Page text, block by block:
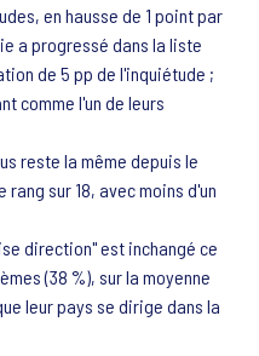
en hausse de 1 point par
a progressé dans la liste
de 5 pp de l'inquiétude ;
comme l'un de leurs
reste la même depuis le
sur 18, avec moins d'un
direction" est inchangé ce
(38 %), sur la moyenne
leur pays se dirige dans la